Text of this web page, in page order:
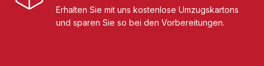
Erhalten Sie mit uns kostenlose Umzugskartons
und sparen Sie so bei den Vorbereitungen.